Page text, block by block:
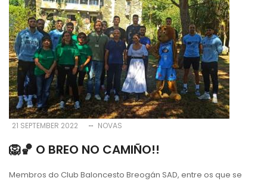
21 SEPTEMBER 2022 NOVAS
🦁🏀 O BREO NO CAMIÑO!!
Membros do Club Baloncesto Breogán SAD, entre os que se